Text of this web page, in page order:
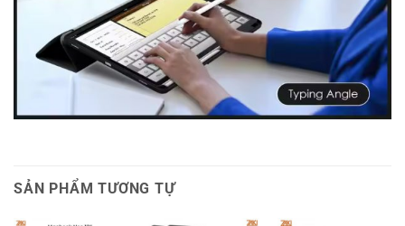
SẢN PHẨM TƯƠNG TỰ